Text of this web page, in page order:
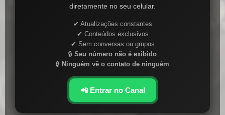
diretamente no seu celular.
✔ Atualizações constantes
✔ Conteúdos exclusivos
✔ Sem conversas ou grupos
🔒 Seu número não é exibido
🔒 Ninguém vê o contato de ninguém
📲 Entrar no Canal